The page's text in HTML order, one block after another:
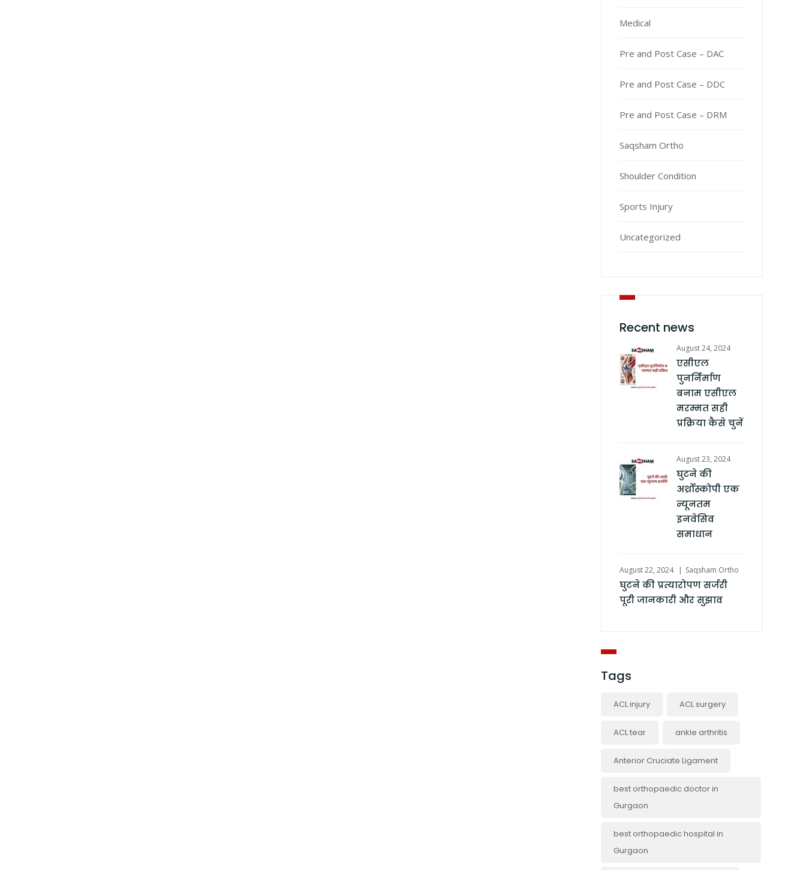
Medical
Pre and Post Case – DAC
Pre and Post Case – DDC
Pre and Post Case – DRM
Saqsham Ortho
Shoulder Condition
Sports Injury
Uncategorized
Recent news
August 24, 2024
एसीएल
पुनर्निर्माण
बनाम एसीएल
मरम्मत सही
प्रक्रिया कैसे चुनें
August 23, 2024
घुटने की
अर्थ्रोस्कोपी एक
न्यूनतम
इनवेसिव
समाधान
August 22, 2024 Saqsham Ortho
घुटने की प्रत्यारोपण सर्जरी
पूरी जानकारी और सुझाव
Tags
ACL injury ACL surgery
ACL tear ankle arthritis
Anterior Cruciate Ligament
best orthopaedic doctor in
Gurgaon
best orthopaedic hospital in
Gurgaon